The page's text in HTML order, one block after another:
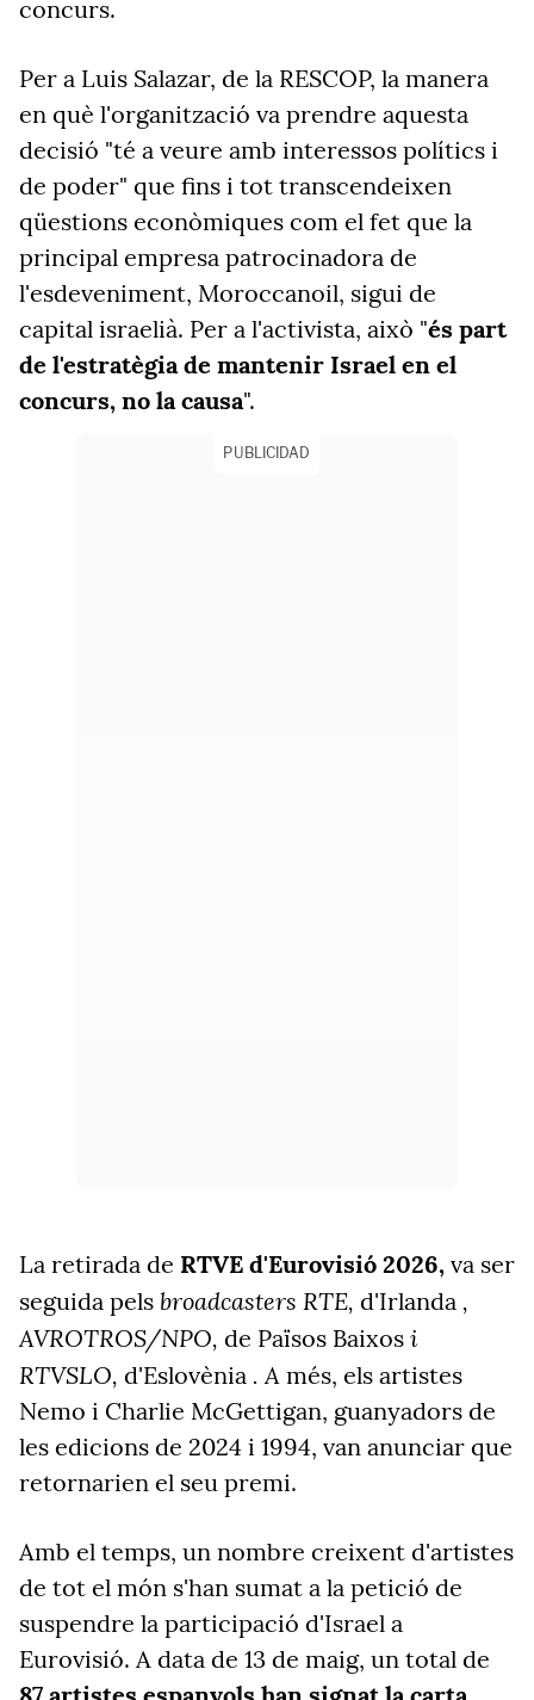
concurs.
Per a Luis Salazar, de la RESCOP, la manera
en què l'organització va prendre aquesta
decisió "té a veure amb interessos polítics i
de poder" que fins i tot transcendeixen
qüestions econòmiques com el fet que la
principal empresa patrocinadora de
l'esdeveniment, Moroccanoil, sigui de
capital israelià. Per a l'activista, això "és part
de l'estratègia de mantenir Israel en el
concurs, no la causa".
PUBLICIDAD
La retirada de RTVE d'Eurovisió 2026, va ser
seguida pels broadcasters RTE, d'Irlanda ,
AVROTROS/NPO, de Països Baixos i
RTVSLO, d'Eslovènia . A més, els artistes
Nemo i Charlie McGettigan, guanyadors de
les edicions de 2024 i 1994, van anunciar que
retornarien el seu premi.
Amb el temps, un nombre creixent d'artistes
de tot el món s'han sumat a la petició de
suspendre la participació d'Israel a
Eurovisió. A data de 13 de maig, un total de